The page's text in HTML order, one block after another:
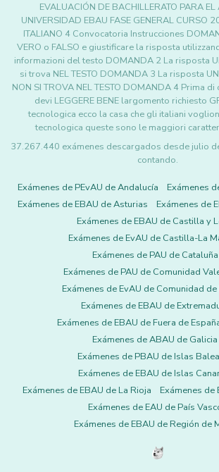
EVALUACIÓN DE BACHILLERATO PARA
UNIVERSIDAD EBAU FASE GENERAL CURSO
ITALIANO 4 Convocatoria Instrucciones
VERO o FALSO e giustificare la risposta
informazioni del testo DOMANDA 2 La risposta
si trova NEL TESTO DOMANDA 3 La risposta
NON SI TROVA NEL TESTO DOMANDA 4 Prima
devi LEGGERE BENE largomento richiesto
tecnologica ecco la casa che gli italiani
tecnologica queste sono le maggiori
37.267.440 exámenes descargados desde julio
contando.
Exámenes de PEvAU de Andalucía
Exámenes
Exámenes de EBAU de Asturias
Exámenes de
Exámenes de EBAU de Castilla y
Exámenes de EvAU de Castilla-La
Exámenes de PAU de Cataluña
Exámenes de PAU de Comunidad
Exámenes de EvAU de Comunidad
Exámenes de EBAU de
Exámenes de EBAU de Fuera de
Exámenes de ABAU de Galicia
Exámenes de PBAU de Islas
Exámenes de EBAU de Islas
Exámenes de EBAU de La Rioja
Exámenes de
Exámenes de EAU de País
Exámenes de EBAU de Región de